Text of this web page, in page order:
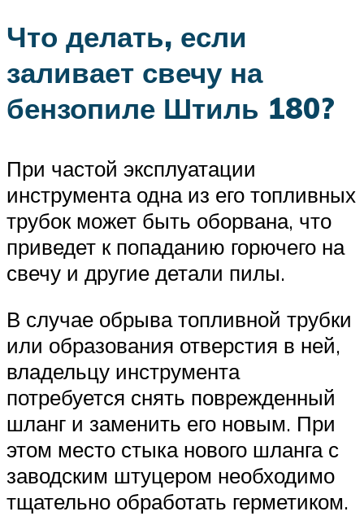
Что делать, если
заливает свечу на
бензопиле Штиль 180?
При частой эксплуатации
инструмента одна из его топливных
трубок может быть оборвана, что
приведет к попаданию горючего на
свечу и другие детали пилы.
В случае обрыва топливной трубки
или образования отверстия в ней,
владельцу инструмента
потребуется снять поврежденный
шланг и заменить его новым. При
этом место стыка нового шланга с
заводским штуцером необходимо
тщательно обработать герметиком.